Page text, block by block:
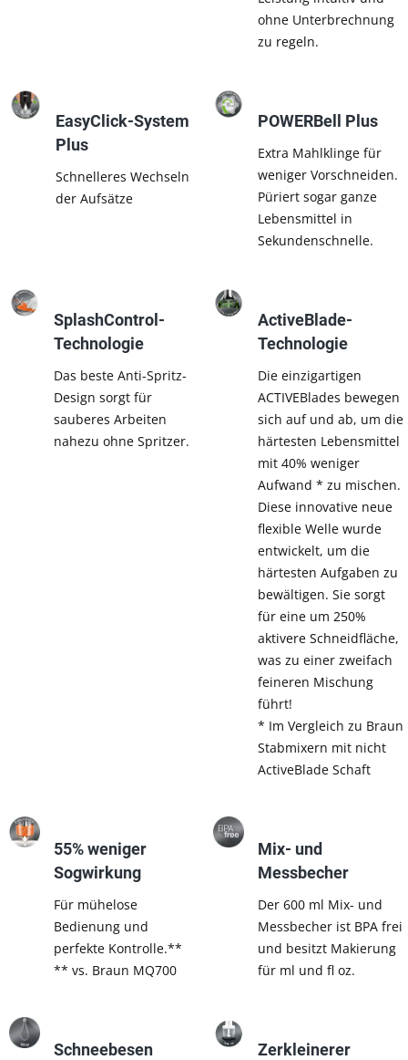
ohne Unterbrechnung
zu regeln.
EasyClick-System
Plus
Schnelleres Wechseln
der Aufsätze
POWERBell Plus
Extra Mahlklinge für
weniger Vorschneiden.
Püriert sogar ganze
Lebensmittel in
Sekundenschnelle.
SplashControl-
Technologie
Das beste Anti-Spritz-
Design sorgt für
sauberes Arbeiten
nahezu ohne Spritzer.
ActiveBlade-
Technologie
Die einzigartigen
ACTIVEBlades bewegen
sich auf und ab, um die
härtesten Lebensmittel
mit 40% weniger
Aufwand * zu mischen.
Diese innovative neue
flexible Welle wurde
entwickelt, um die
härtesten Aufgaben zu
bewältigen. Sie sorgt
für eine um 250%
aktivere Schneidfläche,
was zu einer zweifach
feineren Mischung
führt!
* Im Vergleich zu Braun
Stabmixern mit nicht
ActiveBlade Schaft
55% weniger
Sogwirkung
Für mühelose
Bedienung und
perfekte Kontrolle.**
** vs. Braun MQ700
Mix- und
Messbecher
Der 600 ml Mix- und
Messbecher ist BPA frei
und besitzt Makierung
für ml und fl oz.
Schneebesen
Zerkleinerer